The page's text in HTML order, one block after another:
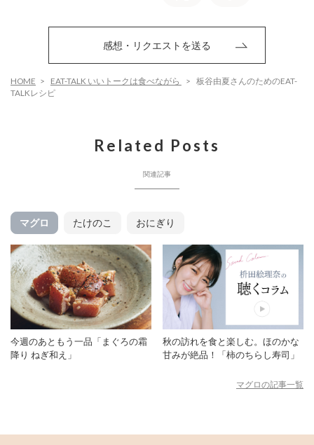
感想・リクエストを送る
HOME EAT-TALK いいトークは食べながら
板谷由夏さんのためのEAT-
TALKレシピ
Related Posts
関連記事
マグロ たけのこ おにぎり
今週のあともう一品「まぐろの霜
降り ねぎ和え」
秋の訪れを食と楽しむ。ほのかな
甘みが絶品！「柿のちらし寿司」
マグロの記事一覧